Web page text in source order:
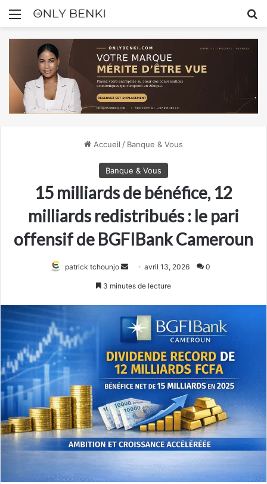
Menu
Accueil / Banque & Vous
Banque & Vous
15 milliards de bénéfice, 12
milliards redistribués : le pari
offensif de BGFIBank Cameroun
patrick tchounjo
Envoyeravril 13, 2026 0
3 minutes de lecture